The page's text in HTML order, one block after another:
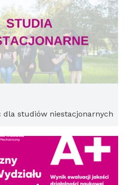
dla studiów niestacjonarnych